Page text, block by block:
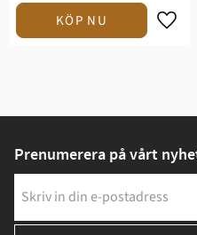
Prenumerera på vårt